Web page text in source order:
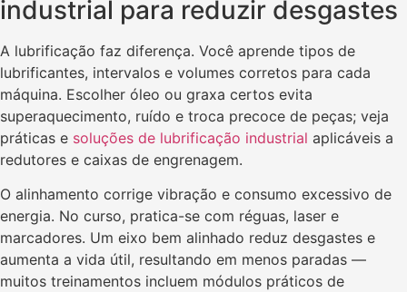
industrial para reduzir desgastes
A lubrificação faz diferença. Você aprende tipos de
lubrificantes, intervalos e volumes corretos para cada
máquina. Escolher óleo ou graxa certos evita
superaquecimento, ruído e troca precoce de peças; veja
práticas e soluções de lubrificação industrial aplicáveis a
redutores e caixas de engrenagem.
O alinhamento corrige vibração e consumo excessivo de
energia. No curso, pratica-se com réguas, laser e
marcadores. Um eixo bem alinhado reduz desgastes e
aumenta a vida útil, resultando em menos paradas —
muitos treinamentos incluem módulos práticos de